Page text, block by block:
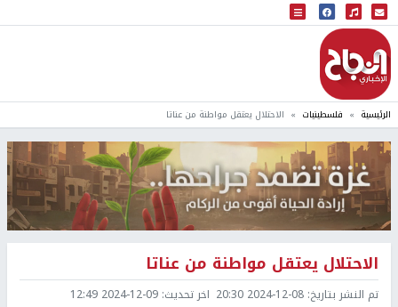
البث المباشر
إذاعة النجاح
الرئيسية فلسطينيات الاحتلال يعتقل مواطنة من عناتا
الاحتلال يعتقل مواطنة من عناتا
تم النشر بتاريخ: 2024-12-08 20:30 اخر تحديث: 2024-12-09 12:49